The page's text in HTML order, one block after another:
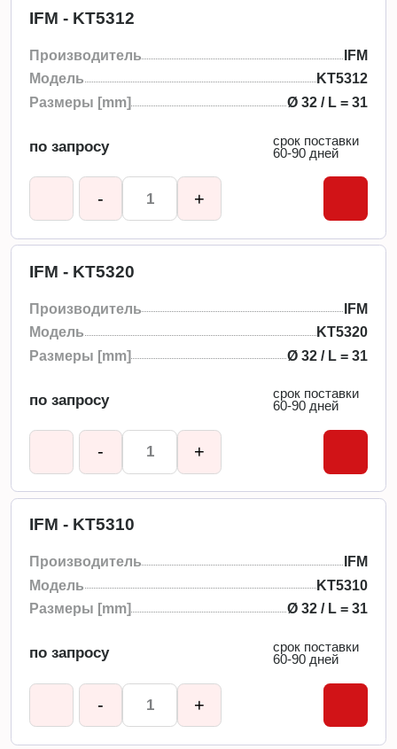
IFM - KT5312
Производитель
IFM
Модель
KT5312
Размеры [mm]
Ø 32 / L = 31
по запросу
срок поставки
60-90 дней
- +
IFM - KT5320
Производитель
IFM
Модель
KT5320
Размеры [mm]
Ø 32 / L = 31
по запросу
срок поставки
60-90 дней
- +
IFM - KT5310
Производитель
IFM
Модель
KT5310
Размеры [mm]
Ø 32 / L = 31
по запросу
срок поставки
60-90 дней
- +